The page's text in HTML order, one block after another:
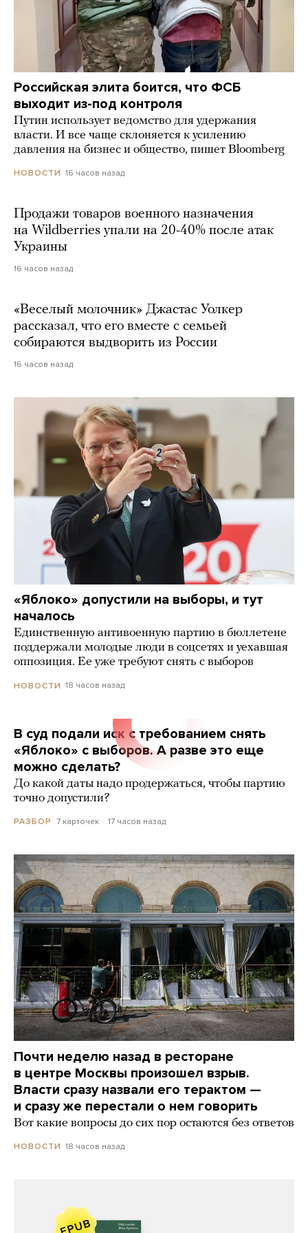
Российская элита боится, что ФСБ
выходит из-под контроля
Путин использует ведомство для удержания
власти. И все чаще склоняется к усилению
давления на бизнес и общество, пишет Bloomberg
НОВОСТИ 16 часов назад
Продажи товаров военного назначения
на Wildberries упали на 20-40% после атак
Украины
16 часов назад
«Веселый молочник» Джастас Уолкер
рассказал, что его вместе с семьей
собираются выдворить из России
16 часов назад
«Яблоко» допустили на выборы, и тут
началось
Единственную антивоенную партию в бюллетене
поддержали молодые люди в соцсетях и уехавшая
оппозиция. Ее уже требуют снять с выборов
НОВОСТИ 18 часов назад
В суд подали иск с требованием снять
«Яблоко» с выборов. А разве это еще
можно сделать?
До какой даты надо продержаться, чтобы партию
точно допустили?
РАЗБОР 7 карточек 17 часов назад
Почти неделю назад в ресторане
в центре Москвы произошел взрыв.
Власти сразу назвали его терактом —
и сразу же перестали о нем говорить
Вот какие вопросы до сих пор остаются без ответов
НОВОСТИ 18 часов назад